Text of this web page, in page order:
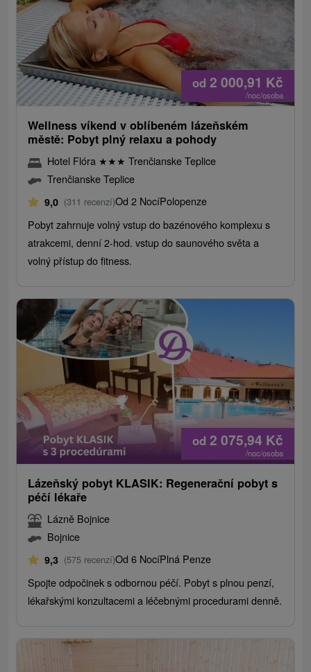
od 2 000,91 Kč
/noc/osoba
Wellness víkend v oblíbeném lázeňském
městě: Pobyt plný relaxu a pohody
Hotel Flóra ★★★ Trenčianske Teplice
Trenčianske Teplice
9,0 (311 recenzí)Od 2 NocíPolopenze
Pobyt zahrnuje volný vstup do bazénového komplexu s
atrakcemi, denní 2-hod. vstup do saunového světa a
volný přístup do fitness.
od 2 075,94 Kč
/noc/osoba
Lázeňský pobyt KLASIK: Regenerační pobyt s
péčí lékaře
Lázně Bojnice
Bojnice
9,3 (575 recenzí)Od 6 NocíPlná Penze
Spojte odpočinek s odbornou péčí. Pobyt s plnou penzí,
lékařskými konzultacemi a léčebnými procedurami denně.